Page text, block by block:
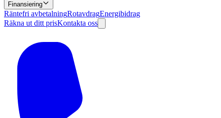
Finansiering
Räntefri avbetalningRotavdragEnergibidrag
Räkna ut ditt prisKontakta oss